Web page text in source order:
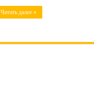
Читать далее »